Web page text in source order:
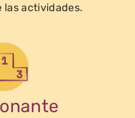
las actividades.